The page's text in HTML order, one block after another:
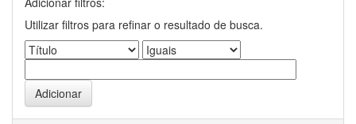
Utilizar filtros para refinar o resultado de busca.